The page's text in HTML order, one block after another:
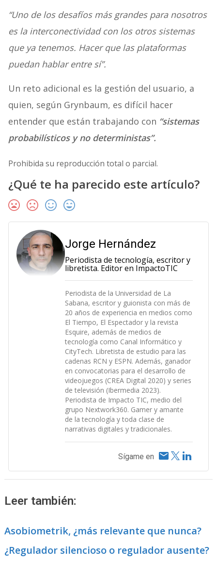
“Uno de los desafíos más grandes para nosotros
es la interconectividad con los otros sistemas
que ya tenemos. Hacer que las plataformas
puedan hablar entre sí”.
Un reto adicional es la gestión del usuario, a
quien, según Grynbaum, es difícil hacer
entender que están trabajando con “sistemas
probabilísticos y no deterministas”.
Prohibida su reproducción total o parcial.
¿Qué te ha parecido este artículo?
Jorge Hernández
Periodista de tecnología, escritor y
libretista. Editor en ImpactoTIC
Periodista de la Universidad de La
Sabana, escritor y guionista con más de
20 años de experiencia en medios como
El Tiempo, El Espectador y la revista
Esquire, además de medios de
tecnología como Canal Informático y
CityTech. Libretista de estudio para las
cadenas RCN y ESPN. Además, ganador
en convocatorias para el desarrollo de
videojuegos (CREA Digital 2020) y series
de televisión (Ibermedia 2023).
Periodista de Impacto TIC, medio del
grupo Nextwork360. Gamer y amante
de la tecnología y toda clase de
narrativas digitales y tradicionales.
Sígame en
Leer también:
Asobiometrik, ¿más relevante que nunca?
¿Regulador silencioso o regulador ausente?